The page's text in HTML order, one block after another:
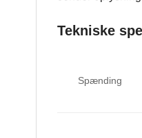
Tekniske
Spænding